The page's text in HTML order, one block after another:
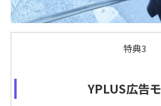
特典3
YPLUS広告